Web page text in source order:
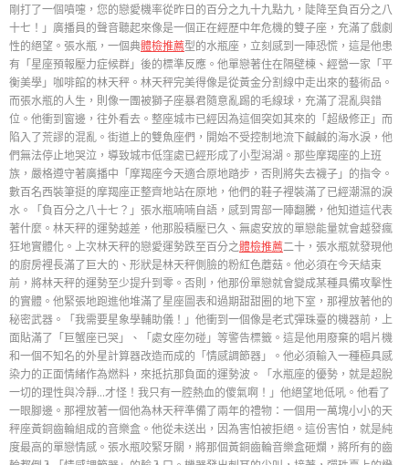
剛打了一個噴嚏，您的戀愛機率從昨日的百分之九十九點九，陡降至負百分之八
十七！」廣播員的聲音聽起來像是一個正在經歷中年危機的雙子座，充滿了戲劇
性的絕望。張水瓶，一個典體檢推薦型的水瓶座，立刻感到一陣恐慌，這是他患
有「星座預報壓力症候群」後的標準反應。他單戀著住在隔壁棟、經營一家「平
衡美學」咖啡館的林天秤。林天秤完美得像是從黃金分割線中走出來的藝術品。
而張水瓶的人生，則像一團被獅子座暴君隨意亂踢的毛線球，充滿了混亂與錯
位。他衝到窗邊，往外看去。整座城市已經因為這個突如其來的「超級修正」而
陷入了荒謬的混亂。街道上的雙魚座們，開始不受控制地流下鹹鹹的海水淚，他
們無法停止地哭泣，導致城市低窪處已經形成了小型潟湖。那些摩羯座的上班
族，嚴格遵守著廣播中「摩羯座今天適合原地踏步，否則將失去襪子」的指令。
數百名西裝筆挺的摩羯座正整齊地站在原地，他們的鞋子裡裝滿了已經潮濕的淚
水。「負百分之八十七？」張水瓶喃喃自語，感到胃部一陣翻騰，他知道這代表
著什麼。林天秤的運勢越差，他那股積壓已久、無處安放的單戀能量就會越發瘋
狂地實體化。上次林天秤的戀愛運勢跌至百分之體檢推薦二十，張水瓶就發現他
的廚房裡長滿了巨大的、形狀是林天秤側臉的粉紅色蘑菇。他必須在今天結束
前，將林天秤的運勢至少提升到零。否則，他那份單戀就會變成某種具備攻擊性
的實體。他緊張地跑進他堆滿了星座圖表和過期甜甜圈的地下室，那裡放著他的
秘密武器。「我需要星象學輔助儀！」他衝到一個像是老式彈珠臺的機器前，上
面貼滿了「巨蟹座已哭」、「處女座勿碰」等警告標籤。這是他用廢棄的唱片機
和一個不知名的外星計算器改造而成的「情感調節器」。他必須輸入一種極具感
染力的正面情緒作為燃料，來抵抗那負面的運勢波。「水瓶座的優勢，就是超脫
一切的理性與冷靜…才怪！我只有一腔熱血的傻氣啊！」他絕望地低吼。他看了
一眼腳邊。那裡放著一個他為林天秤準備了兩年的禮物：一個用一萬塊小小的天
秤座黃銅齒輪組成的音樂盒。他從未送出，因為害怕被拒絕。這份害怕，就是純
度最高的單戀情感。張水瓶咬緊牙關，將那個黃銅齒輪音樂盒砸爛，將所有的齒